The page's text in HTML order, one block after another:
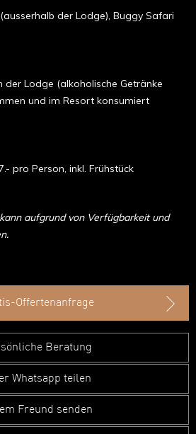
der Lodge), Buggy Safari
der Lodge (alkoholische Getränke
und im Resort konsumiert
pro Person, inkl. Frühstück
aufgrund von Verfügbarkeit und
Offertenanfrage
Beratung
Whatsapp teilen
Freund senden